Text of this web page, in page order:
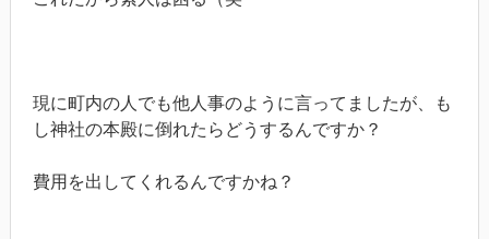
現に町内の人でも他人事のように言ってましたが、も
し神社の本殿に倒れたらどうするんですか？
費用を出してくれるんですかね？